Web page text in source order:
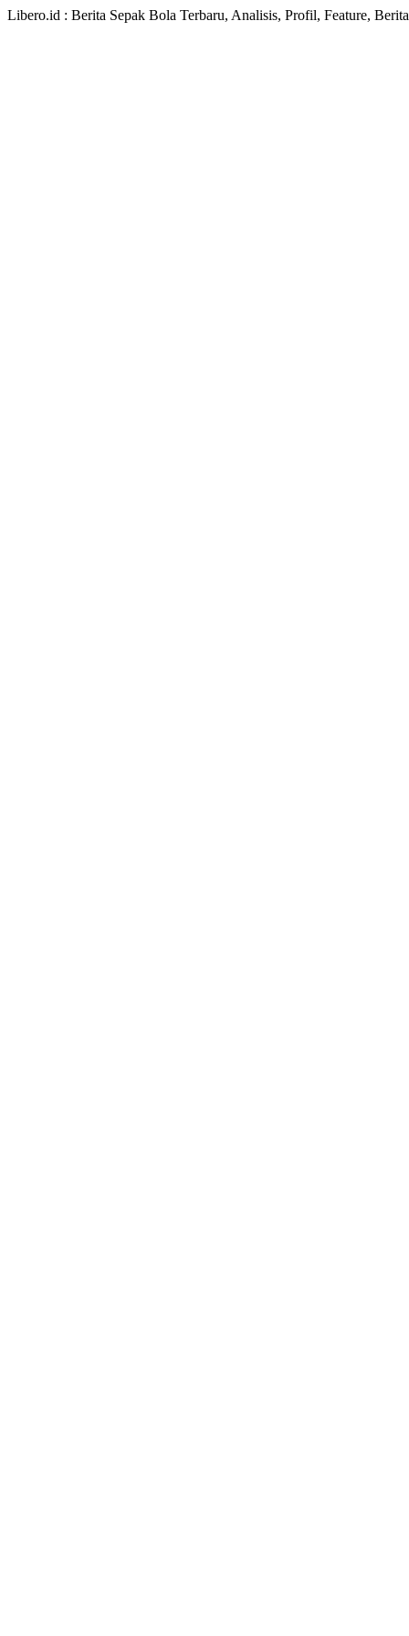
Libero.id : Berita Sepak Bola Terbaru, Analisis, Profil, Feature,